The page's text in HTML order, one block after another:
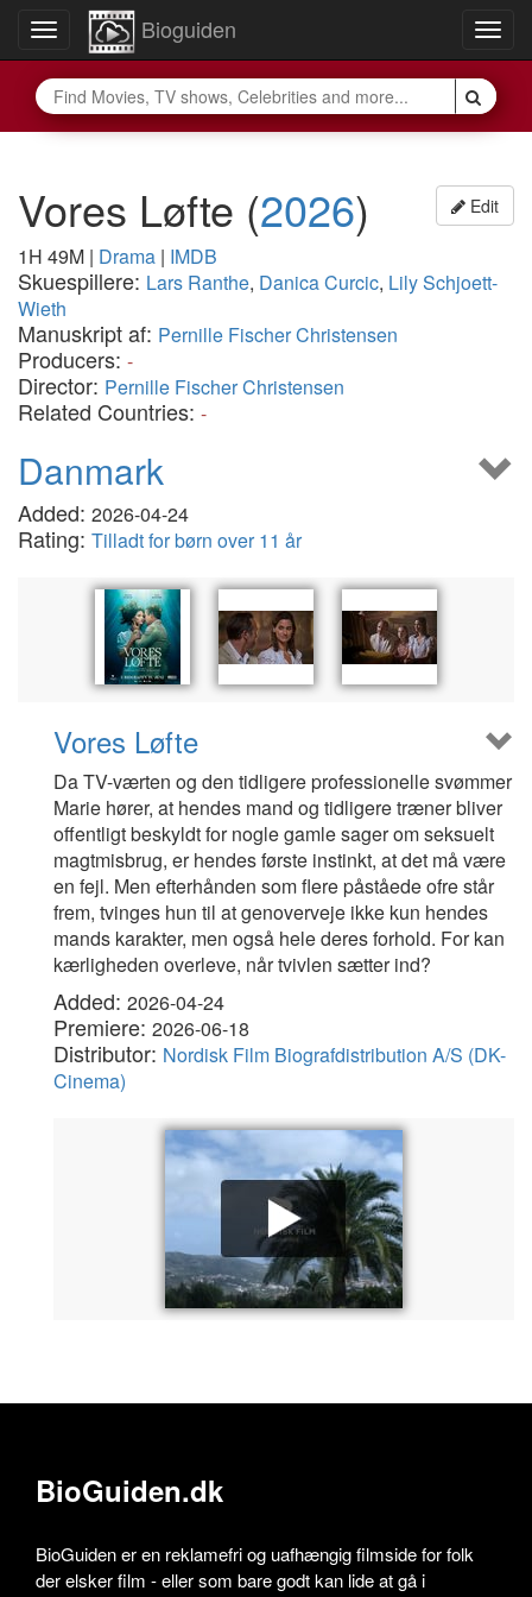
Toggle
navigation
Bioguiden
Edit
Vores Løfte (2026)
1H 49M | Drama | IMDB
Skuespillere: Lars Ranthe, Danica Curcic, Lily Schjoett-
Wieth
Manuskript af: Pernille Fischer Christensen
Producers: -
Director: Pernille Fischer Christensen
Related Countries: -
Danmark
Added: 2026-04-24
Rating: Tilladt for børn over 11 år
Vores Løfte
Da TV-værten og den tidligere professionelle svømmer
Marie hører, at hendes mand og tidligere træner bliver
offentligt beskyldt for nogle gamle sager om seksuelt
magtmisbrug, er hendes første instinkt, at det må være
en fejl. Men efterhånden som flere påståede ofre står
frem, tvinges hun til at genoverveje ikke kun hendes
mands karakter, men også hele deres forhold. For kan
kærligheden overleve, når tvivlen sætter ind?
Added: 2026-04-24
Premiere: 2026-06-18
Distributor: Nordisk Film Biografdistribution A/S (DK-
Cinema)
BioGuiden.dk
BioGuiden er en reklamefri og uafhængig filmside for folk
der elsker film - eller som bare godt kan lide at gå i